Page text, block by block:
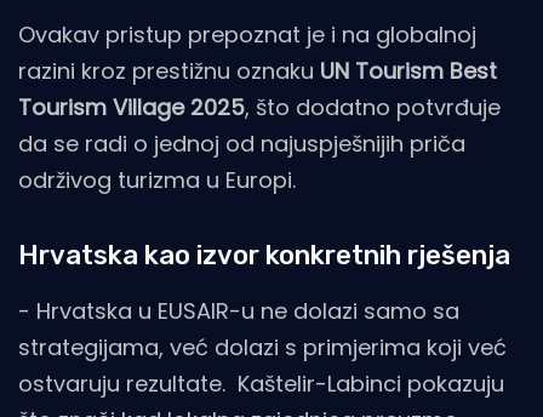
Ovakav pristup prepoznat je i na globalnoj
razini kroz prestižnu oznaku UN Tourism Best
Tourism Village 2025, što dodatno potvrđuje
da se radi o jednoj od najuspješnijih priča
održivog turizma u Europi.
Hrvatska kao izvor konkretnih rješenja
- Hrvatska u EUSAIR-u ne dolazi samo sa
strategijama, već dolazi s primjerima koji već
ostvaruju rezultate. Kaštelir-Labinci pokazuju